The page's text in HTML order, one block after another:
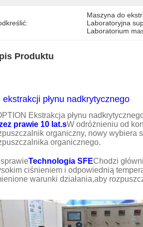
Maszyna do
Laboratoryjna
Laboratorium
Produktu
ekstrakcji płynu nadkrytycznego
Ekstrakcja płynu
prawie 10 lat.sW odróżnieniu od
organiczny, nowy wybiera
organicznego.
Technologia SFEChodzi
ciśnieniem i odpowiednią
warunki działania,aby